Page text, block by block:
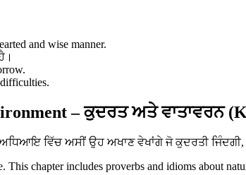
and wise manner.
– ਕੁਦਰਤ ਅਤੇ ਵਾਤਾਵਰਨ
ਵਿੱਚ ਅਸੀਂ ਉਹ ਅਖਾਣ ਵੇਖਾਂਗੇ ਜੋ ਕੁਦਰਤੀ
This chapter includes proverbs and idioms about